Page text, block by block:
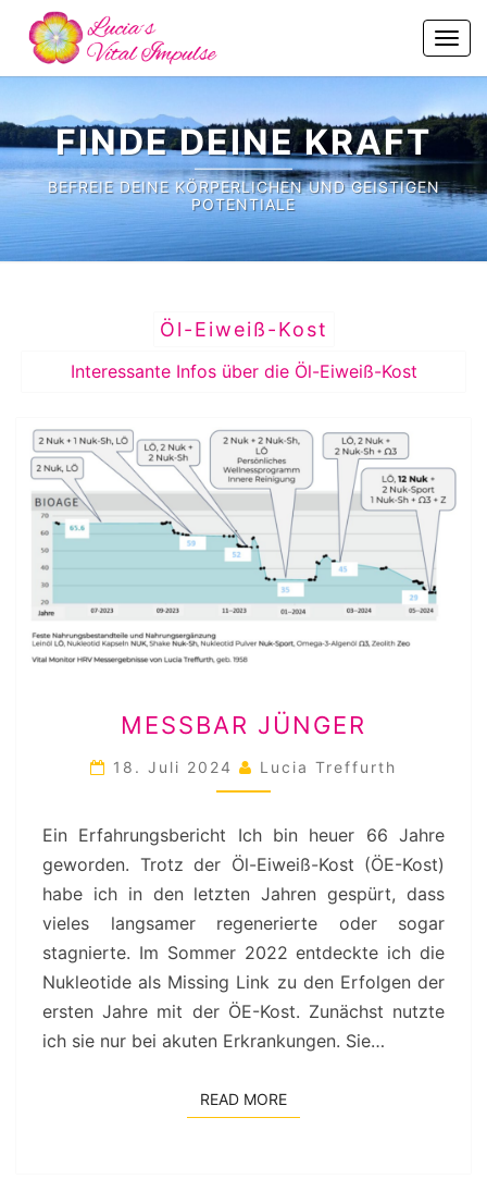
content
FINDE DEINE KRAFT
BEFREIE DEINE KÖRPERLICHEN UND GEISTIGEN
POTENTIALE
Öl-Eiweiß-Kost
Interessante Infos über die Öl-Eiweiß-Kost
JÜNGER
MESSBAR JÜNGER
18. Juli 2024 Lucia Treffurth
Ein Erfahrungsbericht Ich bin heuer 66 Jahre
geworden. Trotz der Öl-Eiweiß-Kost (ÖE-Kost)
habe ich in den letzten Jahren gespürt, dass
vieles langsamer regenerierte oder sogar
stagnierte. Im Sommer 2022 entdeckte ich die
Nukleotide als Missing Link zu den Erfolgen der
ersten Jahre mit der ÖE-Kost. Zunächst nutzte
ich sie nur bei akuten Erkrankungen. Sie…
READ MOREREAD MORE